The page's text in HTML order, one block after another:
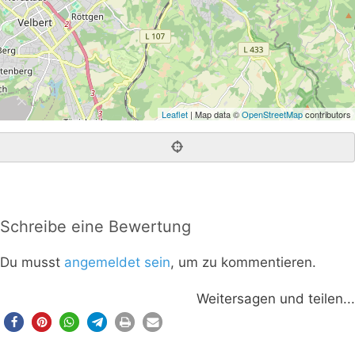
Leaflet | Map data ©OpenStreetMapcontributors
Schreibe eine Bewertung
Du musst angemeldet sein, um zu kommentieren.
Weitersagen und teilen...